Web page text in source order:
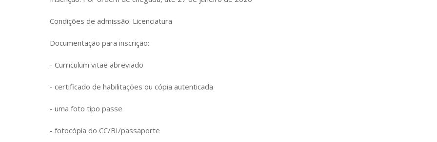
Condições de admissão: Licenciatura
Documentação para inscrição:
- Curriculum vitae abreviado
- certificado de habilitações ou cópia autenticada
- uma foto tipo passe
- fotocópia do CC/BI/passaporte